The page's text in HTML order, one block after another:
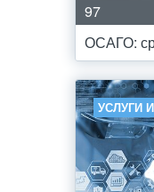
97
ОСАГО:
УСЛУГИ